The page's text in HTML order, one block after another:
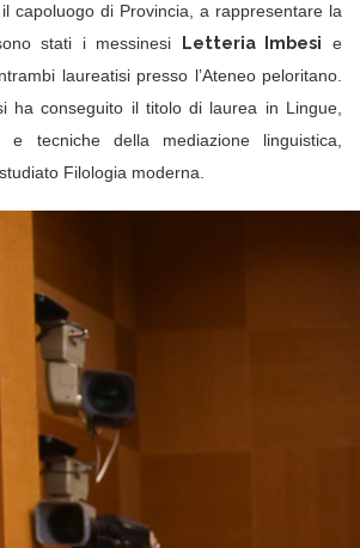
capoluogo di Provincia, a rappresentare la
stati i messinesi Letteria Imbesi e
laureatisi presso l’Ateneo peloritano.
ha conseguito il titolo di laurea in Lingue,
e tecniche della mediazione linguistica,
Filologia moderna.